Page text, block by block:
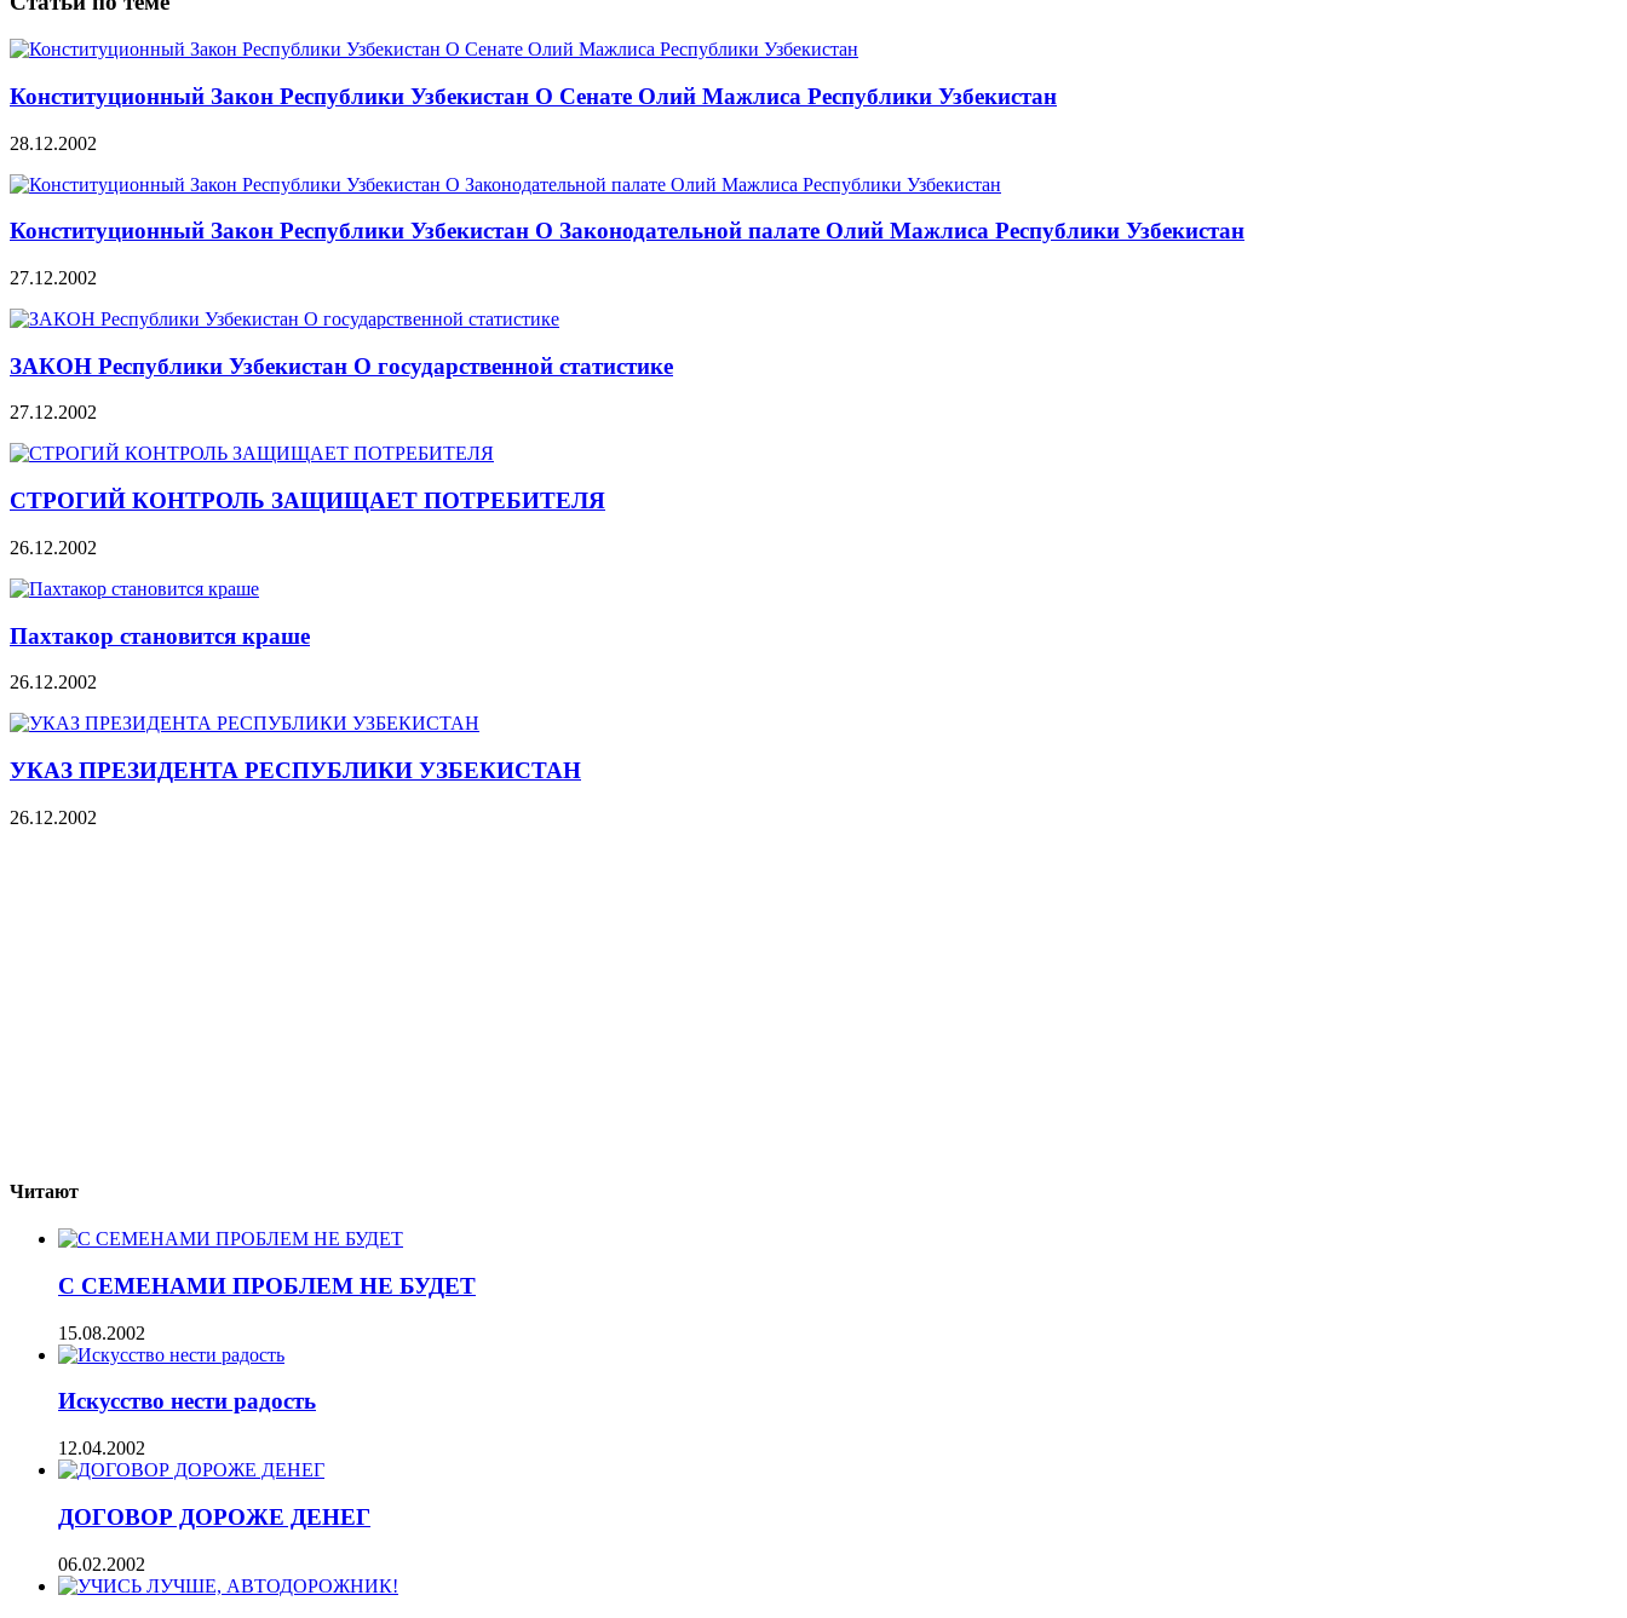
Конституционный Закон Республики Узбекистан О Сенате Олий Мажлиса Республики Узбекистан
28.12.2002
Конституционный Закон Республики Узбекистан О Законодательной палате Олий Мажлиса Республики Узбекистан
27.12.2002
ЗАКОН Республики Узбекистан О государственной статистике
27.12.2002
СТРОГИЙ КОНТРОЛЬ ЗАЩИЩАЕТ ПОТРЕБИТЕЛЯ
26.12.2002
Пахтакор становится краше
26.12.2002
УКАЗ ПРЕЗИДЕНТА РЕСПУБЛИКИ УЗБЕКИСТАН
26.12.2002
Читают
С СЕМЕНАМИ ПРОБЛЕМ НЕ БУДЕТ
15.08.2002
Искусство нести радость
12.04.2002
ДОГОВОР ДОРОЖЕ ДЕНЕГ
06.02.2002